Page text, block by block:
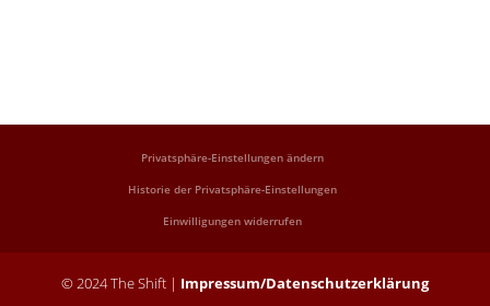
Privatsphäre-Einstellungen ändern
Historie der Privatsphäre-Einstellungen
Einwilligungen widerrufen
© 2024 The Shift | Impressum/Datenschutzerklärung